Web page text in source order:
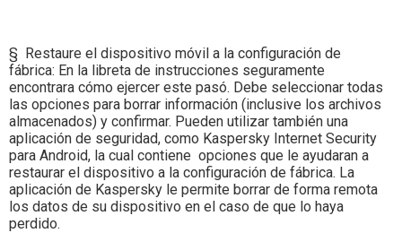
§ Restaure el dispositivo móvil a la configuración de
fábrica: En la libreta de instrucciones seguramente
encontrara cómo ejercer este pasó. Debe seleccionar todas
las opciones para borrar información (inclusive los archivos
almacenados) y confirmar. Pueden utilizar también una
aplicación de seguridad, como Kaspersky Internet Security
para Android, la cual contiene opciones que le ayudaran a
restaurar el dispositivo a la configuración de fábrica. La
aplicación de Kaspersky le permite borrar de forma remota
los datos de su dispositivo en el caso de que lo haya
perdido.